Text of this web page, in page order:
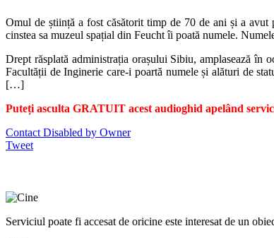
Omul de știință a fost căsătorit timp de 70 de ani și a
cinstea sa muzeul spațial din Feucht îi poată numele.
Drept răsplată administrația orașului Sibiu, amplasează în
Facultății de Inginerie care-i poartă numele și alături de
[…]
Puteți asculta GRATUIT acest audioghid apelând
Contact Disabled by Owner
Tweet
Serviciul poate fi accesat de oricine este interesat de un